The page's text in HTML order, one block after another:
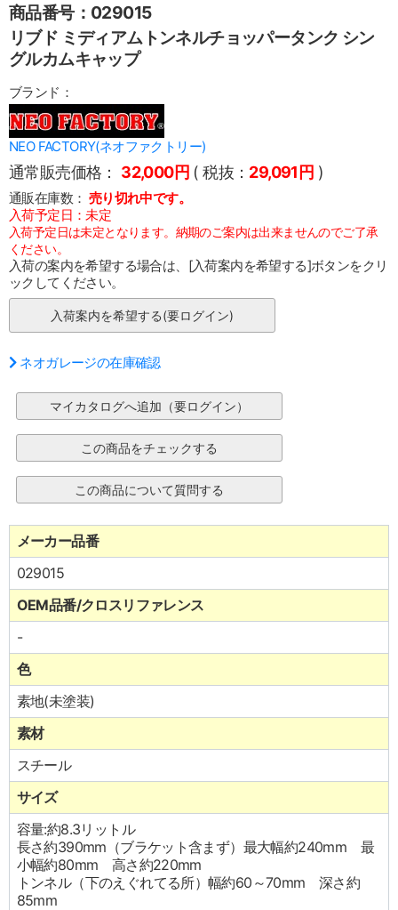
商品番号：029015
リブド ミディアムトンネルチョッパータンク シン
グルカムキャップ
ブランド：
NEO FACTORY(ネオファクトリー)
通常販売価格： 32,000円 ( 税抜： 29,091円 )
通販在庫数： 売り切れ中です。
入荷予定日：未定
入荷予定日は未定となります。納期のご案内は出来ませんのでご了承
ください。
入荷の案内を希望する場合は、[入荷案内を希望する]ボタンをクリ
ックしてください。
ネオガレージの在庫確認
メーカー品番
029015
OEM品番/クロスリファレンス
-
色
素地(未塗装)
素材
スチール
サイズ
容量:約8.3リットル
長さ約390mm（ブラケット含まず）最大幅約240mm 最
小幅約80mm 高さ約220mm
トンネル（下のえぐれてる所）幅約60～70mm 深さ約
85mm